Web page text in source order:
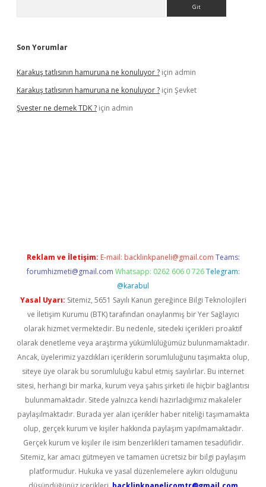
Son Yorumlar
Karakuş tatlısının hamuruna ne konuluyor ? için admin
Karakuş tatlısının hamuruna ne konuluyor ? için Şevket
Şvester ne demek TDK ? için admin
Reklam ve İletişim: E-mail: backlinkpaneli@gmail.com Teams:
forumhizmeti@gmail.com Whatsapp: 0262 606 0 726 Telegram:
@karabul
Yasal Uyarı: Sitemiz, 5651 Sayılı Kanun gereğince Bilgi Teknolojileri
ve İletişim Kurumu (BTK) tarafından onaylanmış bir Yer Sağlayıcı
olarak hizmet vermektedir. Bu nedenle, sitedeki içerikleri proaktif
olarak denetleme veya araştırma yükümlülüğümüz bulunmamaktadır.
Ancak, üyelerimiz yazdıkları içeriklerin sorumluluğunu taşımakta olup,
siteye üye olarak bu sorumluluğu kabul etmiş sayılırlar. Bu internet
sitesi, herhangi bir marka, kurum veya şahıs şirketi ile hiçbir bağlantısı
bulunmamaktadır. Sitede yalnızca kendi hazırladığımız makaleler
paylaşılmaktadır. Burada yer alan içerikler haber niteliği taşımamakta
olup, gerçek kurum ve kişiler hakkında paylaşım yapılmamaktadır.
Gerçek kurum ve kişiler ile isim benzerlikleri tamamen tesadüfidir.
Sitemiz, kar amacı gütmeyen ve tamamen ücretsiz bir bilgi paylaşım
platformudur. Hukuka ve yasal düzenlemelere aykırı olduğunu